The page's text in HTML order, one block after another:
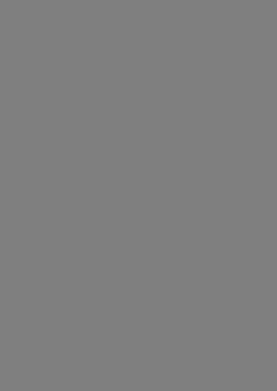
notre corps à s’armer contre le